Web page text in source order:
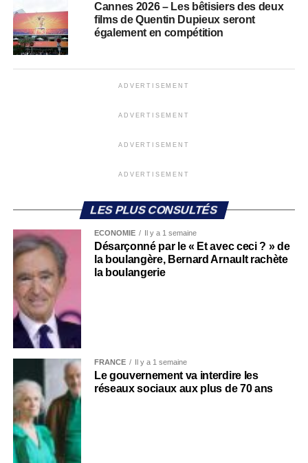
Cannes 2026 – Les bêtisiers des deux
films de Quentin Dupieux seront
également en compétition
ADVERTISEMENT
ADVERTISEMENT
ADVERTISEMENT
ADVERTISEMENT
LES PLUS CONSULTÉS
ECONOMIE Il y a 1 semaine
Désarçonné par le « Et avec ceci ? » de
la boulangère, Bernard Arnault rachète
la boulangerie
FRANCE Il y a 1 semaine
Le gouvernement va interdire les
réseaux sociaux aux plus de 70 ans